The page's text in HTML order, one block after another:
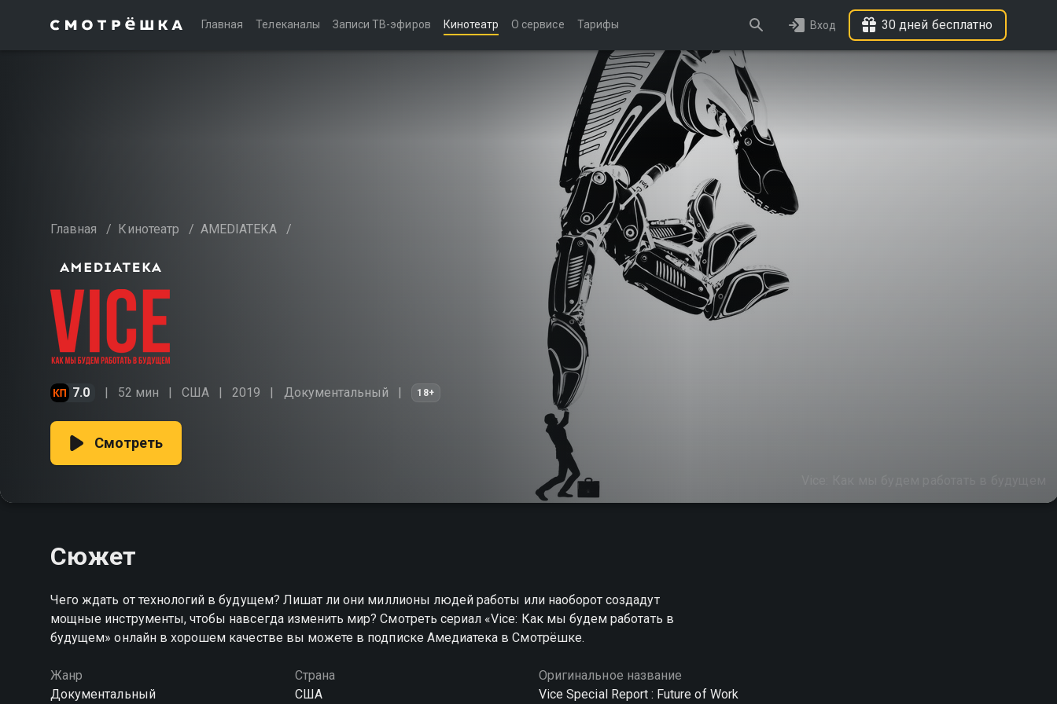
Главная Телеканалы Записи ТВ-эфиров Кинотеатр О сервисе Тарифы Вход 30 дней бесплатно
Главная / Кинотеатр / AMEDIATEKA /
7.0 52 мин США 2019 Документальный 18+
Смотреть
Сюжет
Чего ждать от технологий в будущем? Лишат ли они миллионы людей работы или наоборот создадут
мощные инструменты, чтобы навсегда изменить мир? Смотреть сериал «Vice: Как мы будем работать в
будущем» онлайн в хорошем качестве вы можете в подписке Амедиатека в Смотрёшке.
Жанр
Документальный
Страна
США
Оригинальное название
Vice Special Report : Future of Work